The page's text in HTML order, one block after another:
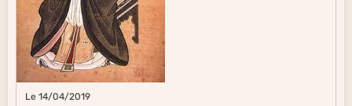
Le 14/04/2019